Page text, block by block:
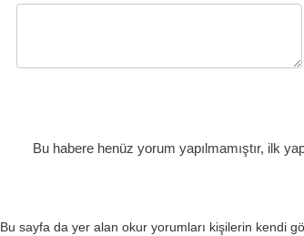
Bu habere henüz yorum yapılmamıştır, ilk
Bu sayfa da yer alan okur yorumları kişilerin kendi